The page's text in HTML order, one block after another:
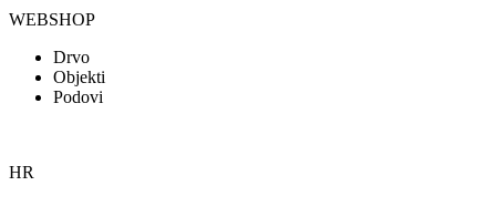
WEBSHOP
Drvo
Objekti
Podovi
HR